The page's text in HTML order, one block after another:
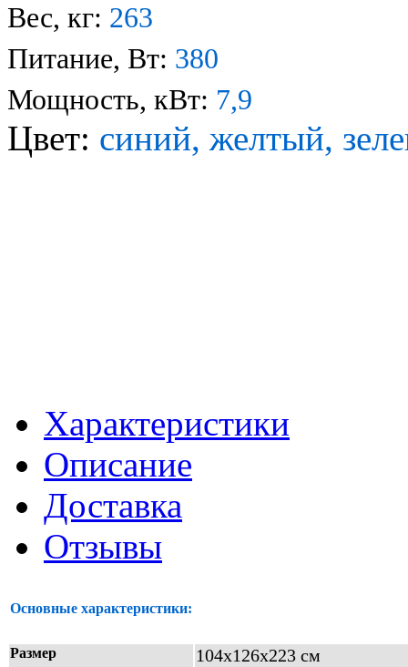
Вес, кг: 263
Питание, Вт: 380
Мощность, кВт: 7,9
Цвет: синий, желтый,
Характеристики
Описание
Доставка
Отзывы
Основные характеристики:
Размер 104х126х223 см